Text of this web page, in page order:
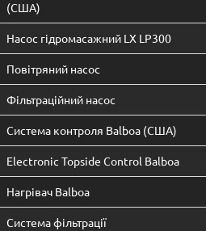
(США)
Насос гідромасажний LX LP300
Повітряний насос
Фільтраційний насос
Система контроля Balboa (США)
Electronic Topside Control Balboa
Нагрівач Balboa
Система фільтрації